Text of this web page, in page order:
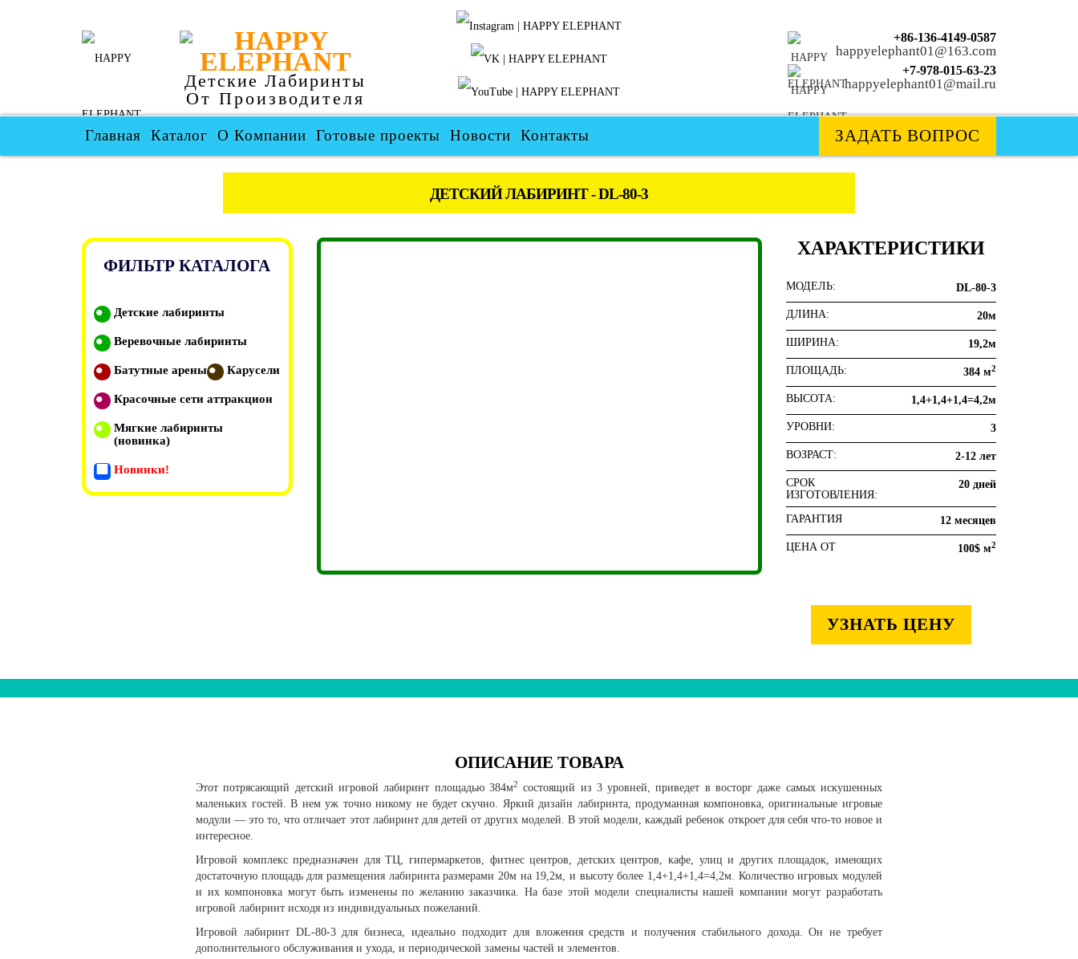
Детские Лабиринты
От Производителя
+86-136-4149-0587
happyelephant01@163.com
+7-978-015-63-23
happyelephant01@mail.ru
Главная Каталог О Компании Готовые проекты Новости Контакты ЗАДАТЬ ВОПРОС
ДЕТСКИЙ ЛАБИРИНТ - DL-80-3
ФИЛЬТР КАТАЛОГА
Детские лабиринты
Веревочные лабиринты
Батутные арены Карусели
Красочные сети аттракцион
Мягкие лабиринты
(новинка)
Новинки!
ХАРАКТЕРИСТИКИ
МОДЕЛЬ: DL-80-3
ДЛИНА: 20м
ШИРИНА: 19,2м
ПЛОЩАДЬ: 384 м2
ВЫСОТА: 1,4+1,4+1,4=4,2м
УРОВНИ: 3
ВОЗРАСТ: 2-12 лет
СРОК
ИЗГОТОВЛЕНИЯ:
20 дней
ГАРАНТИЯ 12 месяцев
ЦЕНА ОТ 100$ м2
УЗНАТЬ ЦЕНУ
ОПИСАНИЕ ТОВАРА
Этот потрясающий детский игровой лабиринт площадью 384м2
состоящий из 3 уровней, приведет в восторг даже самых искушенных
маленьких гостей. В нем уж точно никому не будет скучно. Яркий дизайн лабиринта, продуманная компоновка, оригинальные игровые
модули — это то, что отличает этот лабиринт для детей от других моделей. В этой модели, каждый ребенок откроет для себя что-то новое и
интересное.
Игровой комплекс предназначен для ТЦ, гипермаркетов, фитнес центров, детских центров, кафе, улиц и других площадок, имеющих
достаточную площадь для размещения лабиринта размерами 20м на 19,2м, и высоту более 1,4+1,4+1,4=4,2м. Количество игровых модулей
и их компоновка могут быть изменены по желанию заказчика. На базе этой модели специалисты нашей компании могут разработать
игровой лабиринт исходя из индивидуальных пожеланий.
Игровой лабиринт DL-80-3 для бизнеса, идеально подходит для вложения средств и получения стабильного дохода. Он не требует
дополнительного обслуживания и ухода, и периодической замены частей и элементов.